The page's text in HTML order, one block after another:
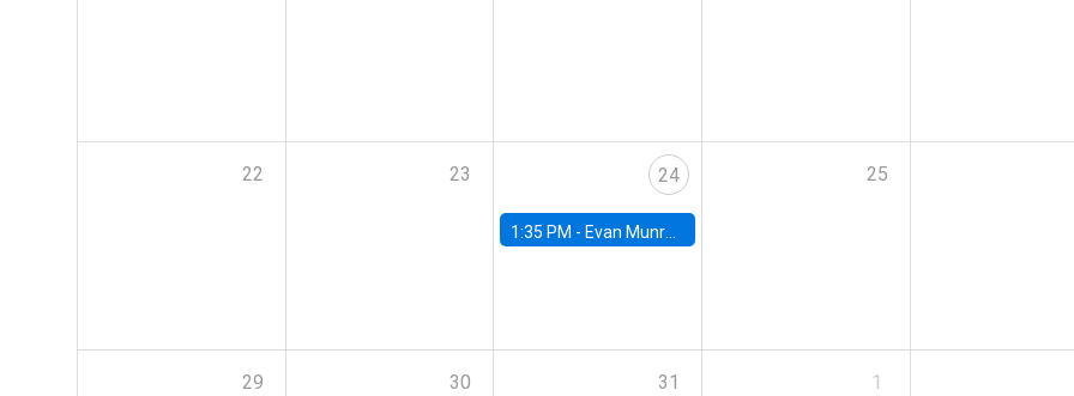
22 23 24
1:35 PM - Evan Munro, Neyman Visiting Assistant Professor in the Department of Statistics at UC Berkeley
25
29 30 31 1